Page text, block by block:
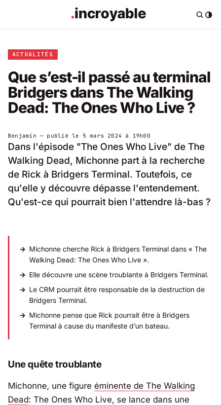
ACTUALITÉS
Que s’est-il passé au terminal
Bridgers dans The Walking
Dead: The Ones Who Live ?
Benjamin — publié le 5 mars 2024 à 19h00
Dans l'épisode "The Ones Who Live" de The
Walking Dead, Michonne part à la recherche
de Rick à Bridgers Terminal. Toutefois, ce
qu'elle y découvre dépasse l'entendement.
Qu'est-ce qui pourrait bien l'attendre là-bas ?
Michonne cherche Rick à Bridgers Terminal dans « The
Walking Dead: The Ones Who Live ».
Elle découvre une scène troublante à Bridgers Terminal.
Le CRM pourrait être responsable de la destruction de
Bridgers Terminal.
Michonne pense que Rick pourrait être à Bridgers
Terminal à cause du manifeste d’un bateau.
Une quête troublante
Michonne, une figure éminente de The Walking
Dead: The Ones Who Live, se lance dans une